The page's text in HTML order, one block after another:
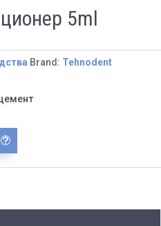
5ml
Brand: Tehnodent